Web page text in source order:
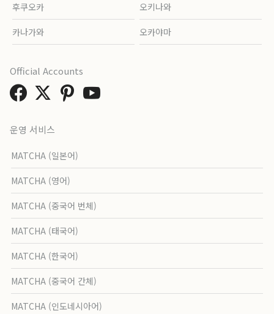
후쿠오카 오키나와
카나가와 오카야마
운영 서비스
MATCHA (일본어)
MATCHA (영어)
MATCHA (중국어 번체)
MATCHA (태국어)
MATCHA (한국어)
MATCHA (중국어 간체)
MATCHA (인도네시아어)
Official Accounts